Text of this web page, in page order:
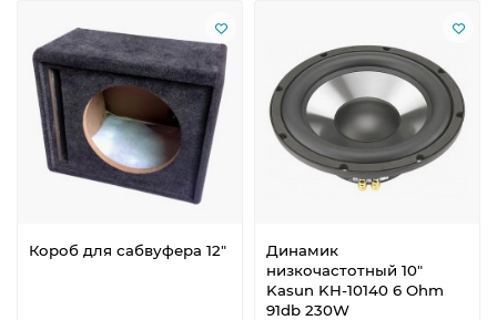
Короб для сабвуфера 12"
Динамик
низкочастотный 10"
Kasun KH-10140 6 Ohm
91db 230W